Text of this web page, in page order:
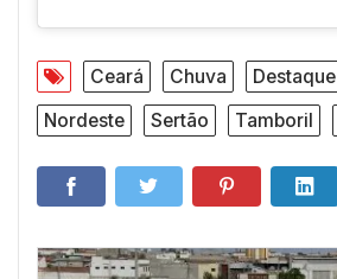
Ceará Chuva Destaque
Nordeste
Sertão Tamboril